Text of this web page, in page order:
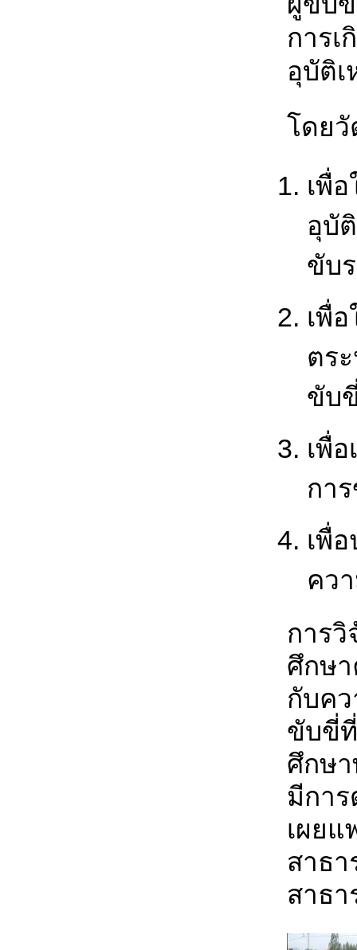
การ
อุบัติเ
โดยวั
เพื่
อุบั
ขับ
เพื่
ตร
ขับ
เพื่
กา
เพื่
คว
การ
ศึกษา
กับค
ขับขี่
ศึกษ
มีการ
เผย
สาธ
สาธ